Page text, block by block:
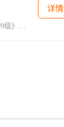
《传奇一刀999999级》是一款深受玩家喜爱的即时战略游戏。游戏一经推出便受到了广大玩家的热烈欢迎和追捧。它独特的玩法设定和精美的画面，使得玩家可以身临其境，享受到一种全
详情